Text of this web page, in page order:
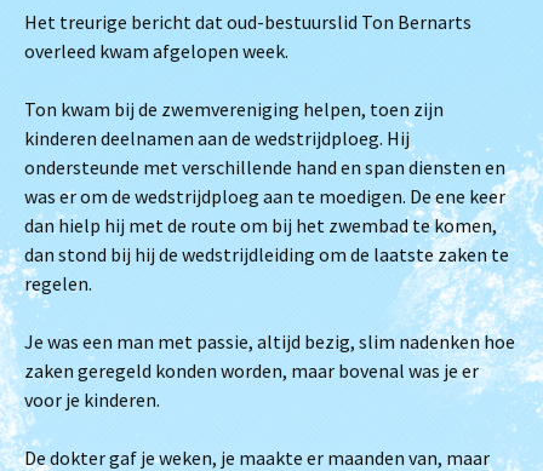
Het treurige bericht dat oud-bestuurslid Ton Bernarts
overleed kwam afgelopen week.
Ton kwam bij de zwemvereniging helpen, toen zijn
kinderen deelnamen aan de wedstrijdploeg. Hij
ondersteunde met verschillende hand en span diensten en
was er om de wedstrijdploeg aan te moedigen. De ene keer
dan hielp hij met de route om bij het zwembad te komen,
dan stond bij hij de wedstrijdleiding om de laatste zaken te
regelen.
Je was een man met passie, altijd bezig, slim nadenken hoe
zaken geregeld konden worden, maar bovenal was je er
voor je kinderen.
De dokter gaf je weken, je maakte er maanden van, maar